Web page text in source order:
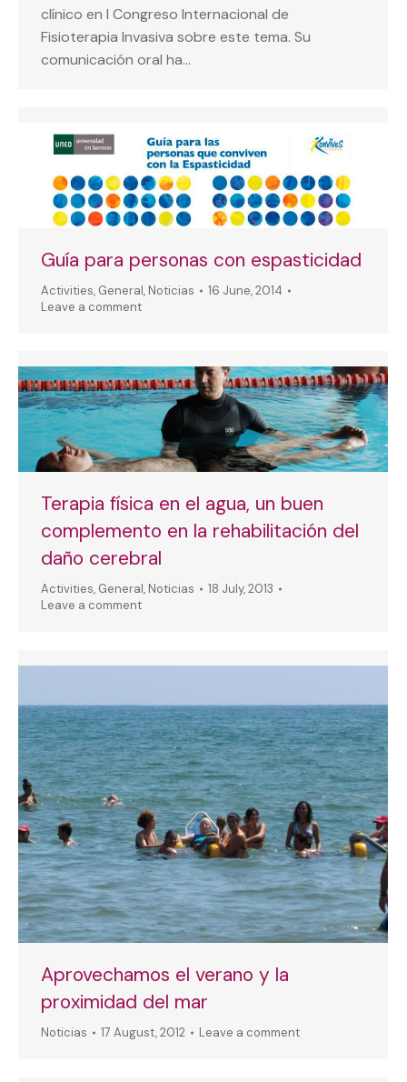
clínico en I Congreso Internacional de
Fisioterapia Invasiva sobre este tema. Su
comunicación oral ha…
Guía para personas con espasticidad
Activities, General, Noticias
16 June, 2014
Leave a comment
Terapia física en el agua, un buen
complemento en la rehabilitación del
daño cerebral
Activities, General, Noticias
18 July, 2013
Leave a comment
Aprovechamos el verano y la
proximidad del mar
Noticias 17 August, 2012 Leave a comment